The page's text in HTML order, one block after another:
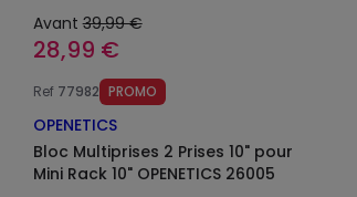
Avant 39,99 €
28,99 €
Ref 77982 PROMO
OPENETICS
Bloc Multiprises 2 Prises 10" pour
Mini Rack 10" OPENETICS 26005